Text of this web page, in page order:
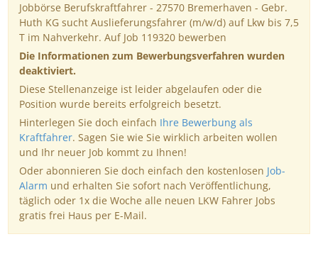
Jobbörse Berufskraftfahrer - 27570 Bremerhaven - Gebr.
Huth KG sucht Auslieferungsfahrer (m/w/d) auf Lkw bis 7,5
T im Nahverkehr. Auf Job 119320 bewerben
Die Informationen zum Bewerbungsverfahren wurden
deaktiviert.
Diese Stellenanzeige ist leider abgelaufen oder die
Position wurde bereits erfolgreich besetzt.
Hinterlegen Sie doch einfach Ihre Bewerbung als
Kraftfahrer. Sagen Sie wie Sie wirklich arbeiten wollen
und Ihr neuer Job kommt zu Ihnen!
Oder abonnieren Sie doch einfach den kostenlosen Job-
Alarm und erhalten Sie sofort nach Veröffentlichung,
täglich oder 1x die Woche alle neuen LKW Fahrer Jobs
gratis frei Haus per E-Mail.